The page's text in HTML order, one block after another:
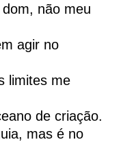
não meu
agir no
limites me
de criação.
mas é no